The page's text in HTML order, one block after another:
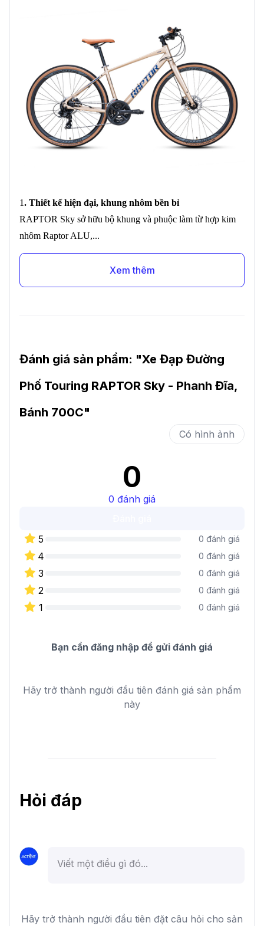
1. Thiết kế hiện đại, khung nhôm bền bỉ
RAPTOR Sky sở hữu bộ khung và phuộc làm từ hợp kim
nhôm Raptor ALU,...
Xem thêm
Đánh giá sản phẩm: "Xe Đạp Đường
Phố Touring RAPTOR Sky - Phanh Đĩa,
Bánh 700C"
Có hình ảnh
0
0 đánh giá
5
0 đánh giá
4 0 đánh giá
3 0 đánh giá
2 0 đánh giá
1 0 đánh giá
Bạn cần đăng nhập để gửi đánh giá
Hãy trở thành người đầu tiên đánh giá sản phẩm
này
Hỏi đáp
Hãy trở thành người đầu tiên đặt câu hỏi cho sản